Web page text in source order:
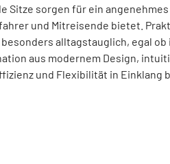
Sitze sorgen für ein
und Mitreisende bietet.
alltagstauglich, egal
aus modernem Design,
und Flexibilität in Einklang